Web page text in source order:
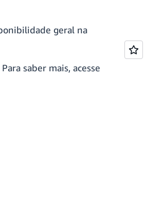
geral na
saber mais, acesse